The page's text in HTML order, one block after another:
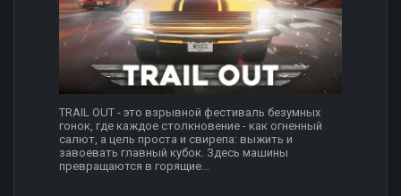
TRAIL OUT - это взрывной фестиваль безумных
гонок, где каждое столкновение - как огненный
салют, а цель проста и свирепа: выжить и
завоевать главный кубок. Здесь машины
превращаются в горящие...